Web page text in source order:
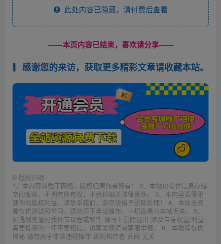
此处内容已隐藏，请付费后查看
------本页内容已结束，喜欢请分享------
感谢您的来访，获取更多精彩文章请收藏本站。
© 版权声明
1、本内容转载于网络，版权归原作者所有！ 2、本站仅提供信息存储
空间服务，不拥有所有权，不承担相关法律责任。 3、本内容若侵犯
到你的版权利益，请联系我们，会尽快给予删除处理！ 4、本站全资
源仅供测试和学习，请勿用于非法操作，一切后果与本站无关。 5、
如遇到充值付费环节课程或软件 请马上删除退出 涉及自身权益/利益
需要投资的一律不要相信，访客发现请向客服举报。 6、本教程仅供
揭秘 请勿用于非法违规操作 否则和作者 官网 无关